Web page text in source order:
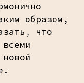
образом,
что